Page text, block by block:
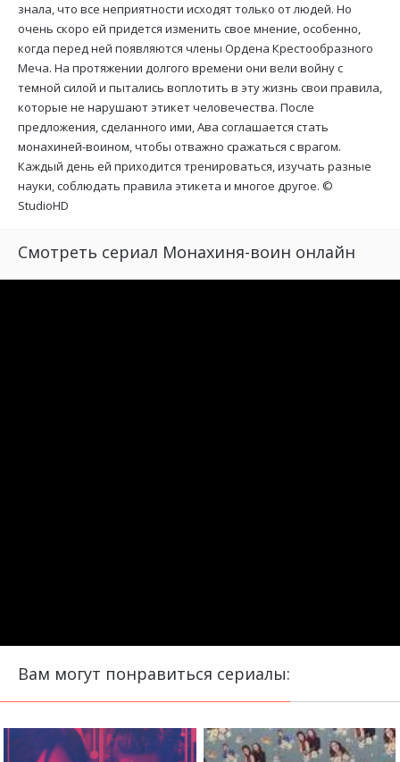
знала, что все неприятности исходят только от людей. Но
очень скоро ей придется изменить свое мнение, особенно,
когда перед ней появляются члены Ордена Крестообразного
Меча. На протяжении долгого времени они вели войну с
темной силой и пытались воплотить в эту жизнь свои правила,
которые не нарушают этикет человечества. После
предложения, сделанного ими, Ава соглашается стать
монахиней-воином, чтобы отважно сражаться с врагом.
Каждый день ей приходится тренироваться, изучать разные
науки, соблюдать правила этикета и многое другое. ©
StudioHD
Смотреть сериал Монахиня-воин онлайн
Вам могут понравиться сериалы: